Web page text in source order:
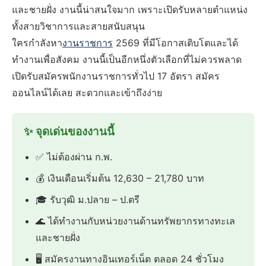
และชายฝั่ง งานนี้น่าสนใจมาก เพราะเปิดรับหลายตำแหน่ง
ทั้งสายวิชาการและสายสนับสนุน
ใครกำลังหางานราชการ 2569 ที่มีโอกาสเติบโตและได้
ทำงานเพื่อสังคม งานนี้เป็นอีกหนึ่งตัวเลือกที่ไม่ควรพลาด
เปิดรับสมัครพนักงานราชการทั่วไป 17 อัตรา สมัคร
ออนไลน์ได้เลย สะดวกและเข้าถึงง่าย
✨ จุดเด่นของงานนี้
✅ ไม่ต้องผ่าน ก.พ.
💰 เงินเดือนเริ่มต้น 12,630 – 21,780 บาท
🎓 รับวุฒิ ม.ปลาย – ป.ตรี
🌊 ได้ทำงานกับหน่วยงานด้านทรัพยากรทางทะเล
และชายฝั่ง
🖥️ สมัครงานทางอินเทอร์เน็ต ตลอด 24 ชั่วโมง